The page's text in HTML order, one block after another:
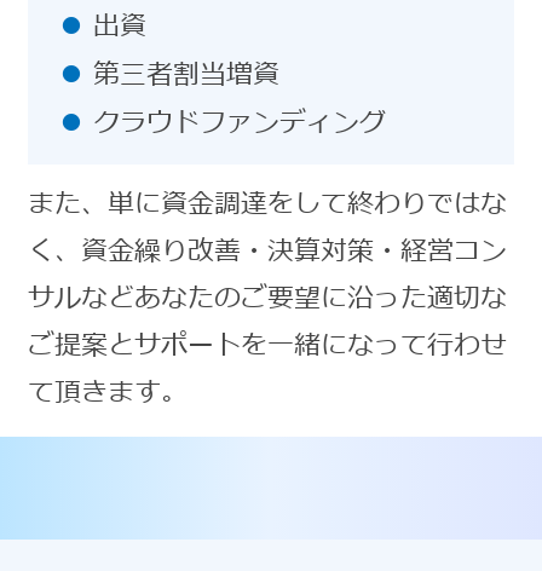
出資
第三者割当増資
クラウドファンディング
また、単に資金調達をして終わりではな
く、資金繰り改善・決算対策・経営コン
サルなどあなたのご要望に沿った適切な
ご提案とサポートを一緒になって行わせ
て頂きます。